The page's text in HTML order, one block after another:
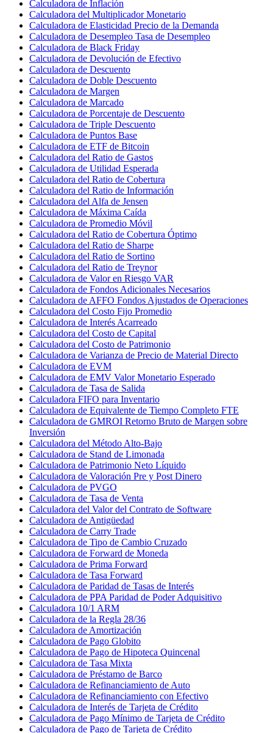
Calculadora de Inflación
Calculadora del Multiplicador Monetario
Calculadora de Elasticidad Precio de la Demanda
Calculadora de Desempleo Tasa de Desempleo
Calculadora de Black Friday
Calculadora de Devolución de Efectivo
Calculadora de Descuento
Calculadora de Doble Descuento
Calculadora de Margen
Calculadora de Marcado
Calculadora de Porcentaje de Descuento
Calculadora de Triple Descuento
Calculadora de Puntos Base
Calculadora de ETF de Bitcoin
Calculadora del Ratio de Gastos
Calculadora de Utilidad Esperada
Calculadora del Ratio de Cobertura
Calculadora del Ratio de Información
Calculadora del Alfa de Jensen
Calculadora de Máxima Caída
Calculadora de Promedio Móvil
Calculadora del Ratio de Cobertura Óptimo
Calculadora del Ratio de Sharpe
Calculadora del Ratio de Sortino
Calculadora del Ratio de Treynor
Calculadora de Valor en Riesgo VAR
Calculadora de Fondos Adicionales Necesarios
Calculadora de AFFO Fondos Ajustados de Operaciones
Calculadora del Costo Fijo Promedio
Calculadora de Interés Acarreado
Calculadora del Costo de Capital
Calculadora del Costo de Patrimonio
Calculadora de Varianza de Precio de Material Directo
Calculadora de EVM
Calculadora de EMV Valor Monetario Esperado
Calculadora de Tasa de Salida
Calculadora FIFO para Inventario
Calculadora de Equivalente de Tiempo Completo FTE
Calculadora de GMROI Retorno Bruto de Margen sobre
Inversión
Calculadora del Método Alto-Bajo
Calculadora de Stand de Limonada
Calculadora de Patrimonio Neto Líquido
Calculadora de Valoración Pre y Post Dinero
Calculadora de PVGO
Calculadora de Tasa de Venta
Calculadora del Valor del Contrato de Software
Calculadora de Antigüedad
Calculadora de Carry Trade
Calculadora de Tipo de Cambio Cruzado
Calculadora de Forward de Moneda
Calculadora de Prima Forward
Calculadora de Tasa Forward
Calculadora de Paridad de Tasas de Interés
Calculadora de PPA Paridad de Poder Adquisitivo
Calculadora 10/1 ARM
Calculadora de la Regla 28/36
Calculadora de Amortización
Calculadora de Pago Globito
Calculadora de Pago de Hipoteca Quincenal
Calculadora de Tasa Mixta
Calculadora de Préstamo de Barco
Calculadora de Refinanciamiento de Auto
Calculadora de Refinanciamiento con Efectivo
Calculadora de Interés de Tarjeta de Crédito
Calculadora de Pago Mínimo de Tarjeta de Crédito
Calculadora de Pago de Tarjeta de Crédito